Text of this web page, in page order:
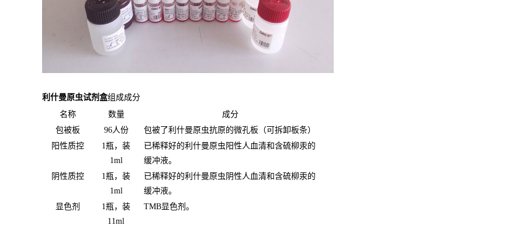
利什曼原虫试剂盒组成成分
名称 数量 成分
包被板 96人份
包被了利什曼原虫抗原的微孔板（可拆卸板条）
阳性质控
1瓶，装
1ml
已稀释好的利什曼原虫阳性人血清和含硫柳汞的
缓冲液。
阴性质控
1瓶，装
1ml
已稀释好的利什曼原虫阴性人血清和含硫柳汞的
缓冲液。
显色剂
1瓶，装
11ml
TMB显色剂。